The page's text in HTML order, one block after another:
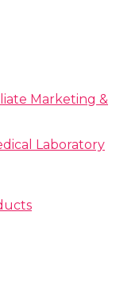
Marketing &
Laboratory